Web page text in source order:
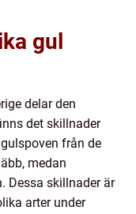
gul
delar den
det skillnader
från de
medan
Dessa skillnader är
arter under